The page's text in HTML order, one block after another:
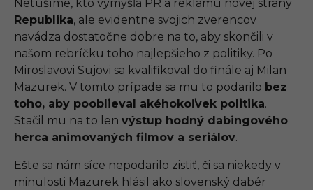
Netušíme, kto vymýšľa PR a reklamu novej strany
Republika, ale evidentne svojich zverencov
navádza dostatočne dobre na to, aby skončili v
našom rebríčku toho najlepšieho z politiky. Po
Miroslavovi Sujovi sa kvalifikoval do finále aj Milan
Mazurek. V tomto prípade sa mu to podarilo bez
toho, aby pooblieval akéhokoľvek politika.
Stačil mu na to len výstup hodný dabingového
herca animovaných filmov a seriálov.
Ešte sa nám síce nepodarilo zistiť, či sa niekedy v
minulosti Mazurek hlásil ako slovenský dabér